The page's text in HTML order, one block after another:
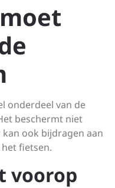
onderdeel van de
beschermt niet
ook bijdragen aan
fietsen.
voorop